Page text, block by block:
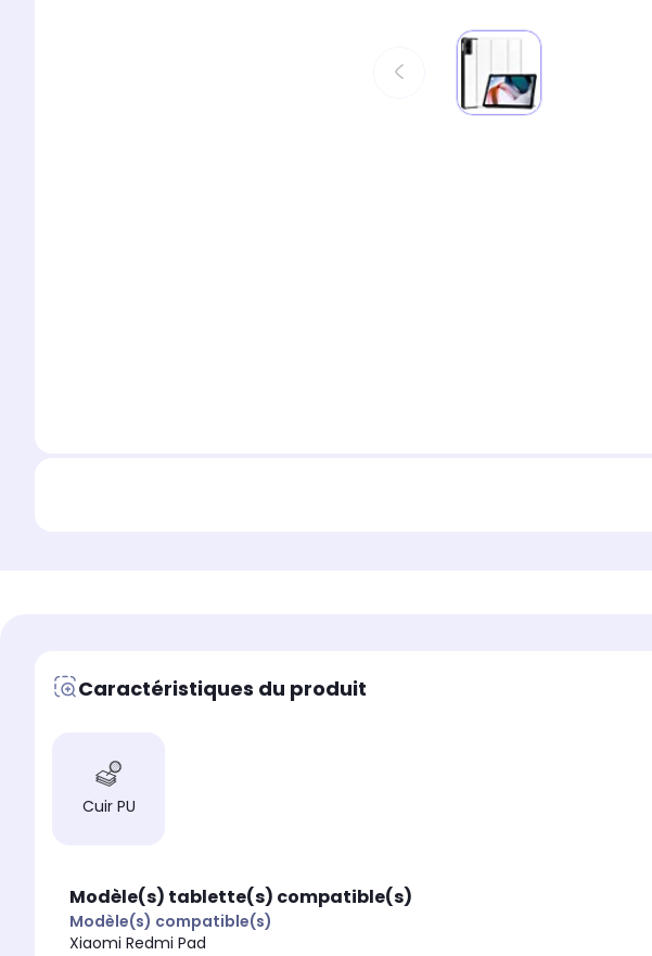
Caractéristiques du produit
Cuir PU
Modèle(s) tablette(s) compatible(s)
Modèle(s) compatible(s)
Xiaomi Redmi Pad